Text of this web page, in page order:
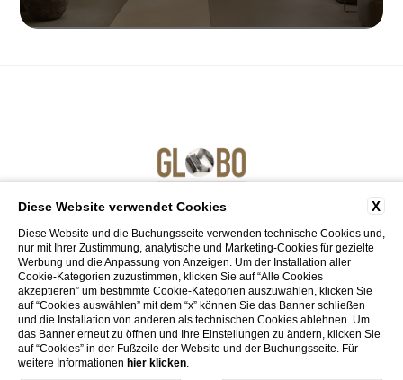
CENTRO CONGRESSI
Via Cavour, 213/M - 00184, Roma
X
Diese Website verwendet Cookies
Diese Website und die Buchungsseite verwenden technische Cookies und,
nur mit Ihrer Zustimmung, analytische und Marketing-Cookies für gezielte
Werbung und die Anpassung von Anzeigen. Um der Installation aller
Cookie-Kategorien zuzustimmen, klicken Sie auf “Alle Cookies
akzeptieren” um bestimmte Cookie-Kategorien auszuwählen, klicken Sie
auf “Cookies auswählen” mit dem “x” können Sie das Banner schließen
und die Installation von anderen als technischen Cookies ablehnen. Um
das Banner erneut zu öffnen und Ihre Einstellungen zu ändern, klicken Sie
auf “Cookies” in der Fußzeile der Website und der Buchungsseite. Für
weitere Informationen hier klicken.